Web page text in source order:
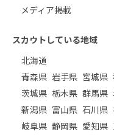
メディア掲載
スカウトしている地域
北海道
青森県 岩手県 宮城県
茨城県 栃木県 群馬県
新潟県 富山県 石川県
岐阜県 静岡県 愛知県